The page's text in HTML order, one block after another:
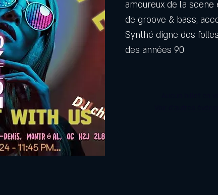
amoureux de la
de groove & bass,
Synthé digne des
des années 90